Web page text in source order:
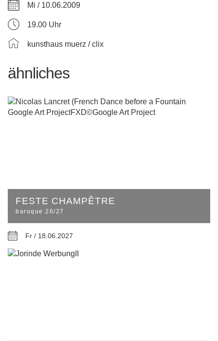
Mi / 10.06.2009
19.00 Uhr
kunsthaus muerz / clix
ähnliches
FESTE CHAMPÊTRE
baroque 26/27
Fr / 18.06.2027